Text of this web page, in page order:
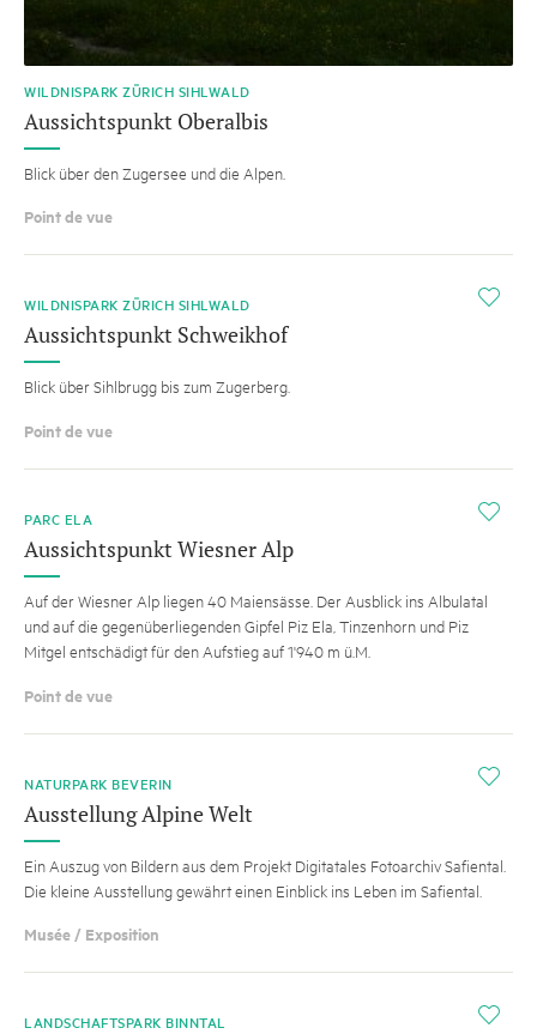
WILDNISPARK ZÜRICH SIHLWALD
Aussichtspunkt Oberalbis
Blick über den Zugersee und die Alpen.
Point de vue
i
WILDNISPARK ZÜRICH SIHLWALD
Aussichtspunkt Schweikhof
Blick über Sihlbrugg bis zum Zugerberg.
Point de vue
i
PARC ELA
Aussichtspunkt Wiesner Alp
Auf der Wiesner Alp liegen 40 Maiensässe. Der Ausblick ins Albulatal
und auf die gegenüberliegenden Gipfel Piz Ela, Tinzenhorn und Piz
Mitgel entschädigt für den Aufstieg auf 1'940 m ü.M.
Point de vue
i
NATURPARK BEVERIN
Ausstellung Alpine Welt
Ein Auszug von Bildern aus dem Projekt Digitatales Fotoarchiv Safiental.
Die kleine Ausstellung gewährt einen Einblick ins Leben im Safiental.
Musée / Exposition
i
LANDSCHAFTSPARK BINNTAL